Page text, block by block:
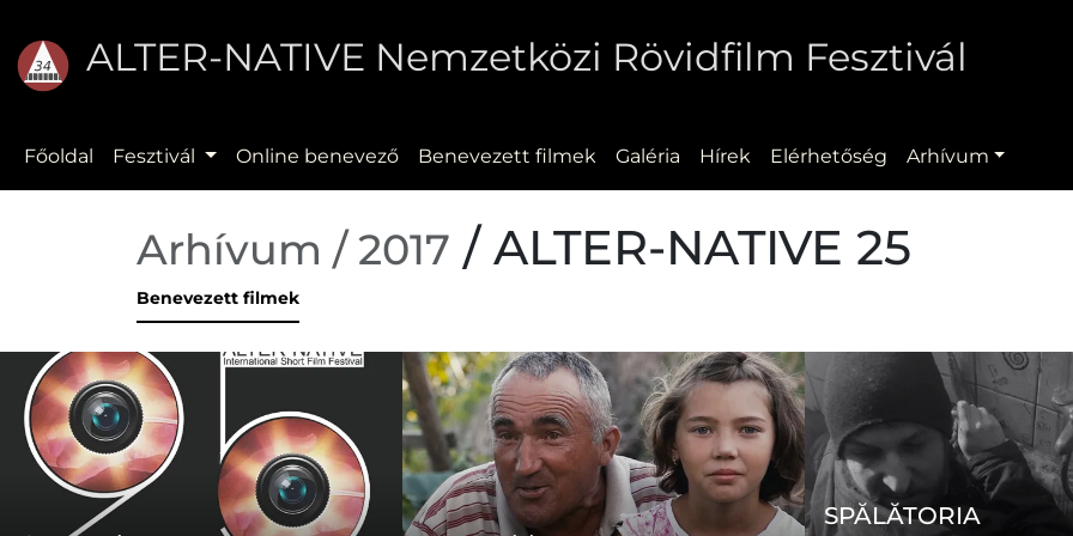
ALTER-NATIVE Nemzetközi Rövidfilm Fesztivál
Főoldal Fesztivál Online benevező Benevezett filmek Galéria Hírek Elérhetőség Arhívum
Arhívum / 2017 / ALTER-NATIVE 25
Benevezett filmek
SPĂLĂTORIA